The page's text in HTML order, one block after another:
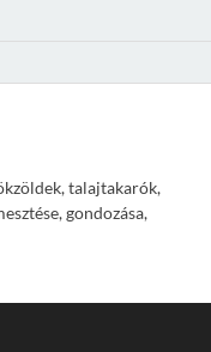
talajtakarók,
gondozása,